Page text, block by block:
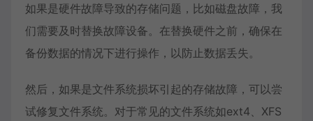
如果是硬件故障导致的存储问题，比如磁盘故障，我
们需要及时替换故障设备。在替换硬件之前，确保在
备份数据的情况下进行操作，以防止数据丢失。
然后，如果是文件系统损坏引起的存储故障，可以尝
试修复文件系统。对于常见的文件系统如ext4、XFS